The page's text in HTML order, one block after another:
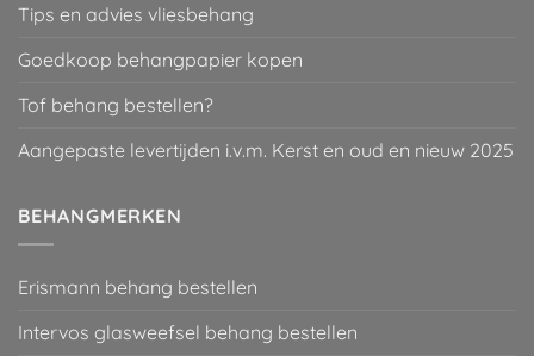
Tips en advies vliesbehang
Goedkoop behangpapier kopen
Tof behang bestellen?
Aangepaste levertijden i.v.m. Kerst en oud en nieuw 2025
BEHANGMERKEN
Erismann behang bestellen
Intervos glasweefsel behang bestellen